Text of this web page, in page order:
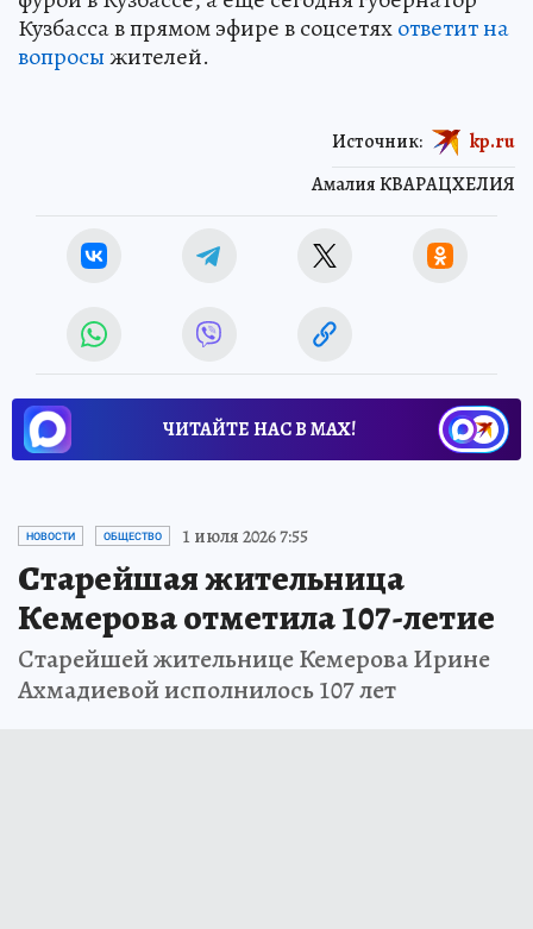
Кузбасса в прямом эфире в соцсетяхответит на
вопросыжителей.
Амалия КВАРАЦХЕЛИЯ
Источник: kp.ru
ЧИТАЙТЕ НАС В МАХ!
НОВОСТИ ОБЩЕСТВО 1 июля 2026 7:55
Старейшая жительница
Кемерова отметила 107-летие
Старейшей жительнице Кемерова Ирине
Ахмадиевой исполнилось 107 лет